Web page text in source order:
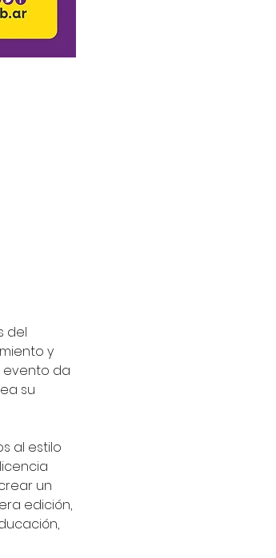
del
y
evento da
su
al estilo
un
edición,